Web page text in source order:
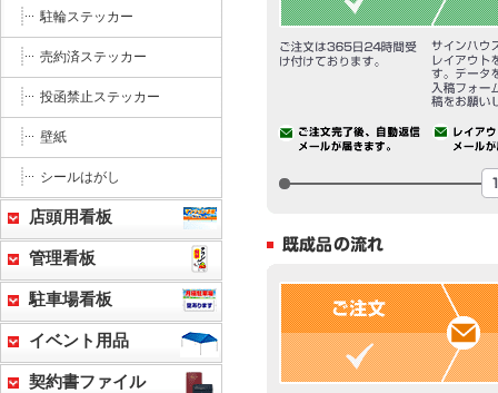
駐輪ステッカー
売約済ステッカー
投函禁止ステッカー
壁紙
シールはがし
店頭用看板
管理看板
駐車場看板
イベント用品
契約書ファイル